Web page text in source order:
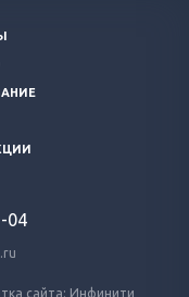
04
сайта: Инфинити